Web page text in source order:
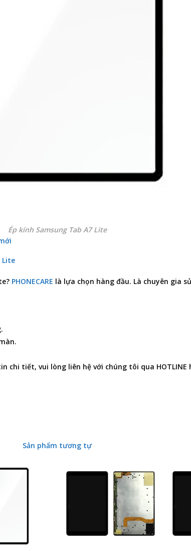
Ép kính Samsung Tab A7 Lite
Lite
? PHONECARE là lựa chọn hàng đầu. Là chuyên gia
chi tiết, vui lòng liên hệ với chúng tôi qua HOTLINE
Sản phẩm tương tự